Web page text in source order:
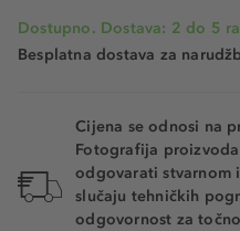
Dostupno. Dostava: 2 do 5
Besplatna dostava za
Cijena se odnosi na
Fotografija
odgovarati stvarnom
slučaju tehničkih
odgovornost za